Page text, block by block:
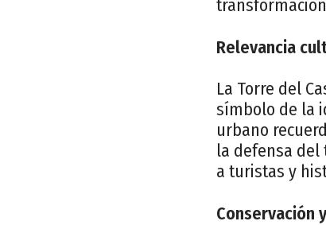
Relevancia
La Torre del
símbolo de la
urbano
la defensa del
a turistas y
Conservación